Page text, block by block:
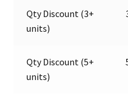
Jokon
06078
cantidad
Qty Discount (3+
units)
Qty Discount (5+
units)